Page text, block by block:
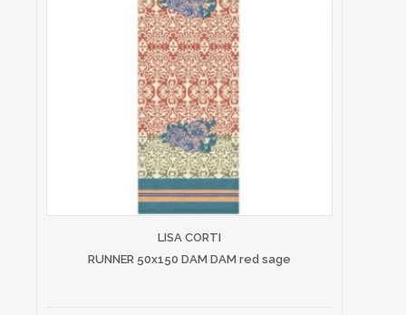
LISA CORTI
RUNNER 50x150 DAM DAM red sage